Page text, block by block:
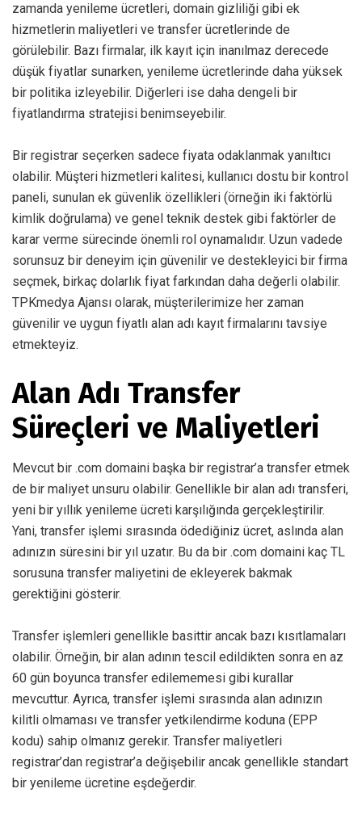
zamanda yenileme ücretleri, domain gizliliği gibi ek
hizmetlerin maliyetleri ve transfer ücretlerinde de
görülebilir. Bazı firmalar, ilk kayıt için inanılmaz derecede
düşük fiyatlar sunarken, yenileme ücretlerinde daha yüksek
bir politika izleyebilir. Diğerleri ise daha dengeli bir
fiyatlandırma stratejisi benimseyebilir.
Bir registrar seçerken sadece fiyata odaklanmak yanıltıcı
olabilir. Müşteri hizmetleri kalitesi, kullanıcı dostu bir kontrol
paneli, sunulan ek güvenlik özellikleri (örneğin iki faktörlü
kimlik doğrulama) ve genel teknik destek gibi faktörler de
karar verme sürecinde önemli rol oynamalıdır. Uzun vadede
sorunsuz bir deneyim için güvenilir ve destekleyici bir firma
seçmek, birkaç dolarlık fiyat farkından daha değerli olabilir.
TPKmedya Ajansı olarak, müşterilerimize her zaman
güvenilir ve uygun fiyatlı alan adı kayıt firmalarını tavsiye
etmekteyiz.
Alan Adı Transfer
Süreçleri ve Maliyetleri
Mevcut bir .com domaini başka bir registrar’a transfer etmek
de bir maliyet unsuru olabilir. Genellikle bir alan adı transferi,
yeni bir yıllık yenileme ücreti karşılığında gerçekleştirilir.
Yani, transfer işlemi sırasında ödediğiniz ücret, aslında alan
adınızın süresini bir yıl uzatır. Bu da bir .com domaini kaç TL
sorusuna transfer maliyetini de ekleyerek bakmak
gerektiğini gösterir.
Transfer işlemleri genellikle basittir ancak bazı kısıtlamaları
olabilir. Örneğin, bir alan adının tescil edildikten sonra en az
60 gün boyunca transfer edilememesi gibi kurallar
mevcuttur. Ayrıca, transfer işlemi sırasında alan adınızın
kilitli olmaması ve transfer yetkilendirme koduna (EPP
kodu) sahip olmanız gerekir. Transfer maliyetleri
registrar’dan registrar’a değişebilir ancak genellikle standart
bir yenileme ücretine eşdeğerdir.